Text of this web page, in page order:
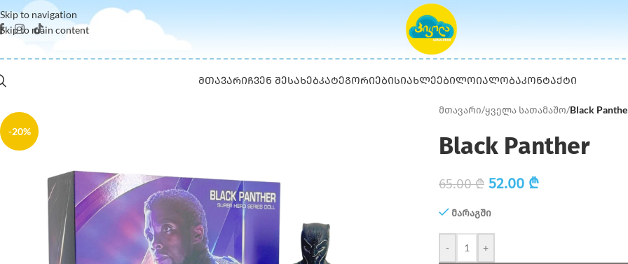
Skip to navigation
Skip to main content
ᲛᲗᲐᲕᲐᲠᲘᲩᲕᲔᲜ ᲨᲔᲡᲐᲮᲔᲑᲙᲐᲢᲔᲒᲝᲠᲘᲔᲑᲘᲡᲘᲐᲮᲚᲔᲔᲑᲘᲚᲝᲘᲐᲚᲝᲑᲐᲙᲝᲜᲢᲐᲥᲢᲘ
-20%
მთავარი/ყველა სათამაშო/Black
Black Panther
65.00₾ 52.00 ₾
მარაგში
- +